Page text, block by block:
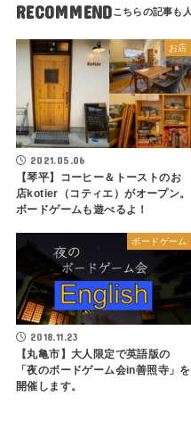
RECOMMEND
お店
2021.05.06
【琴平】コーヒー＆トーストのお
店kotier（コティエ）がオープン。
ボードゲームも遊べるよ！
ボードゲーム
2018.11.23
【丸亀市】大人限定で英語版の
「夜のボードゲーム会in善照寺」を
開催します。